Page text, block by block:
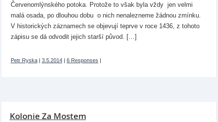
Červenomlýnského potoka. Protože to však byla vždy jen velmi
malá osada, po dlouhou dobu o nich nenalezneme žádnou zmínku.
V historických záznamech se objevují teprve v roce 1436, z tohoto
zápisu se dá odvodit jejich starší původ. […]
Petr Ryska| 3.5.2014| 6 Responses |
Kolonie Za Mostem